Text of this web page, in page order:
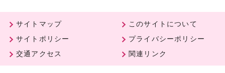
サイトマップ
このサイトについて
サイトポリシー
プライバシーポリシー
交通アクセス
関連リンク